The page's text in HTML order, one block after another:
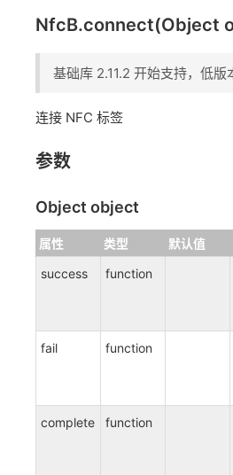
NfcB.connect(Object
基础库 2.11.2 开始支持，低版
连接 NFC 标签
参数
Object object
属性 类型 默认值
success
function
fail function
complete function